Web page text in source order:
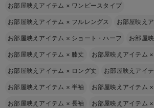
お部屋映えアイテム × ワンピースタイプ
お部屋映えアイテム × フルレングス お部屋映え
お部屋映えアイテム × ショート・ハーフ お部屋
お部屋映えアイテム × 膝丈 お部屋映えアイテム ×
お部屋映えアイテム × ロング丈 お部屋映えアイ
お部屋映えアイテム ×半袖 お部屋映えアイテム ×
お部屋映えアイテム ×長袖 お部屋映えアイテム ×